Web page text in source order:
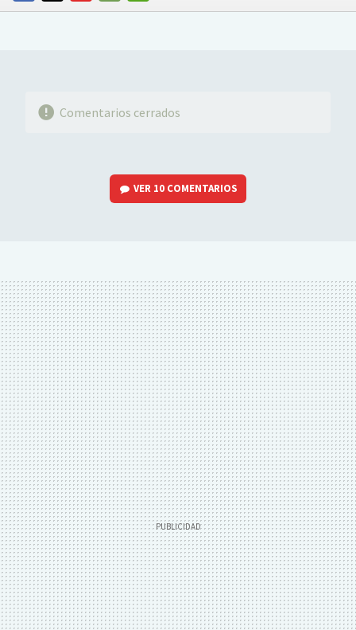
FACEBOOKTWITTERFLIPBOARD
E-
WHATSAPP
Comentarios cerrados
VER 10 COMENTARIOS